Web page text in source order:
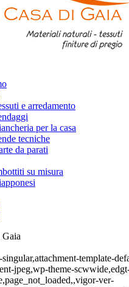
e arredamento
per la casa
tecniche
da parati
su misura
Gaia
template-
jpeg,wp-theme-
ver-